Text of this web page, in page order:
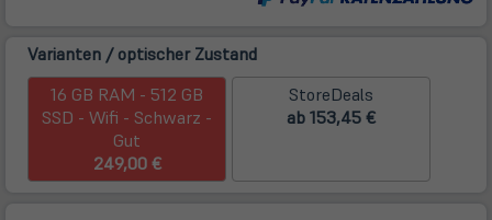
Varianten / optischer Zustand
16 GB RAM - 512 GB
SSD - Wifi - Schwarz -
Gut
249,00 €
StoreDeals
ab 153,45 €